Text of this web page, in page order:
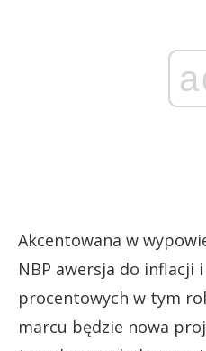
Akcentowana w
NBP awersja do inflacji
procentowych w tym
marcu będzie nowa